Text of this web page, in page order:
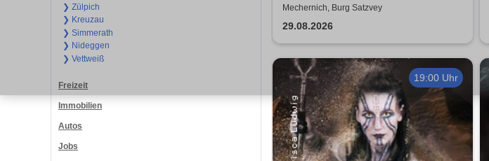
❯ Zülpich
❯ Kreuzau
❯ Simmerath
❯ Nideggen
❯ Vettweiß
Freizeit
Immobilien
Autos
Jobs
Burgentour 2026
Mechernich, Burg Satzvey
29.08.2026
19:00 Uhr